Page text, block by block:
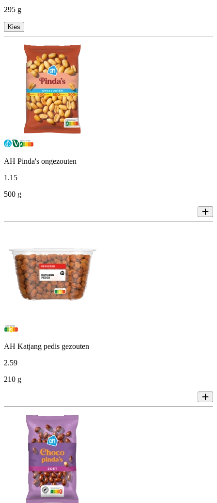
295 g
Kies
AH Pinda's ongezouten
1.15
500 g
AH Katjang pedis gezouten
2.59
210 g